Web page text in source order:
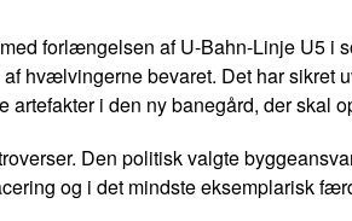
forlængelsen af U-Bahn-Linje U5 i
hvælvingerne bevaret. Det har sikret
i den ny banegård, der skal
Den politisk valgte
og i det mindste eksemplarisk